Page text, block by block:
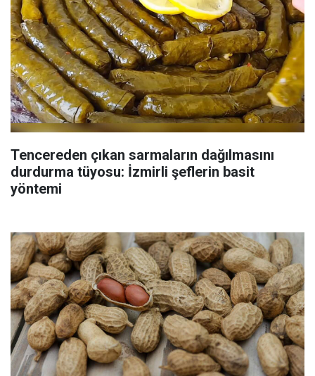
Tencereden çıkan sarmaların dağılmasını
durdurma tüyosu: İzmirli şeflerin basit
yöntemi